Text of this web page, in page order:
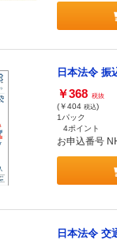
日本法令 振
￥368 税抜
(￥404 税込)
1パック
4ポイント
お申込番号
日本法令 交